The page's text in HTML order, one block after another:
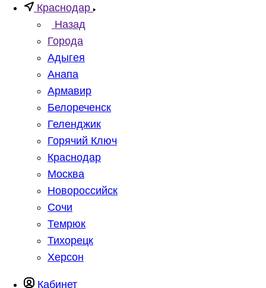
Краснодар
Назад
Города
Адыгея
Анапа
Армавир
Белореченск
Геленджик
Горячий Ключ
Краснодар
Москва
Новороссийск
Сочи
Темрюк
Тихорецк
Херсон
Кабинет